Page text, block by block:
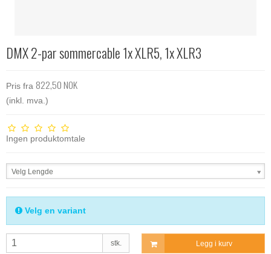
DMX 2-par sommercable 1x XLR5, 1x XLR3
Pris fra 822,50 NOK
(inkl. mva.)
Ingen produktomtale
Velg Lengde
Velg en variant
stk. Legg i kurv